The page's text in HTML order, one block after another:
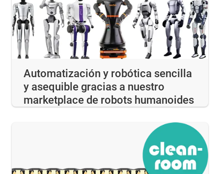
Automatización y robótica sencilla
y asequible gracias a nuestro
marketplace de robots humanoides